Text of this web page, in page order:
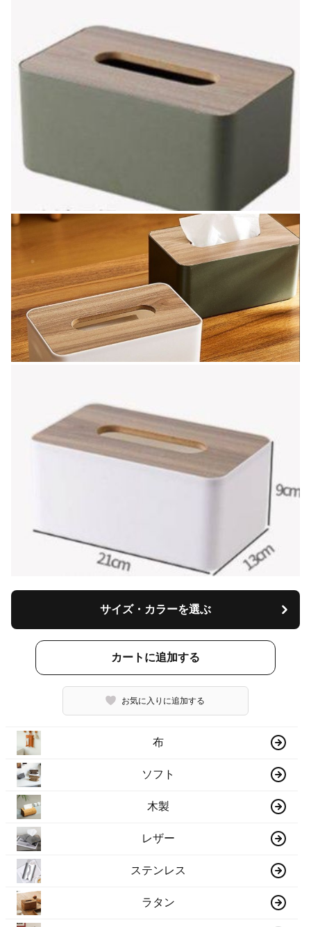
サイズ・カラーを選ぶ
カートに追加する
お気に入りに追加する
布
ソフト
木製
レザー
ステンレス
ラタン